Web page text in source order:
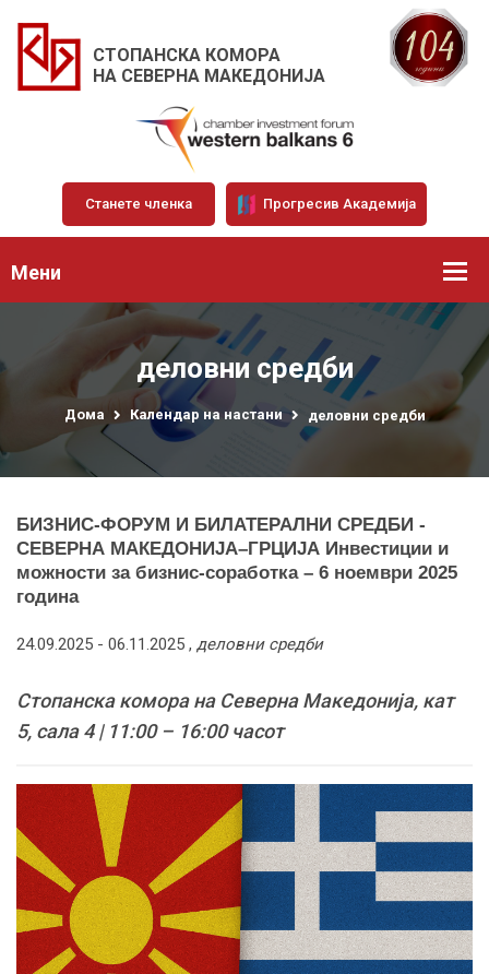
СТОПАНСКА КОМОРА
НА СЕВЕРНА МАКЕДОНИЈА
Станете членка Прогресив Академија
Мени
деловни средби
Дома Календар на настани деловни средби
БИЗНИС-ФОРУМ И БИЛАТЕРАЛНИ СРЕДБИ -
СЕВЕРНА МАКЕДОНИЈА–ГРЦИЈА Инвестиции и
можности за бизнис-соработка – 6 ноември 2025
година
24.09.2025 - 06.11.2025 , деловни средби
Стопанска комора на Северна Македонија, кат
5, сала 4 | 11:00 – 16:00 часот